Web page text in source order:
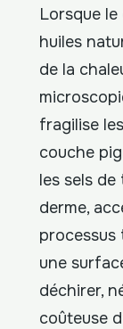
Lorsque le
huiles
de la
fragilise
couche
les sels
derme,
processus
une
déchirer,
coûteuse